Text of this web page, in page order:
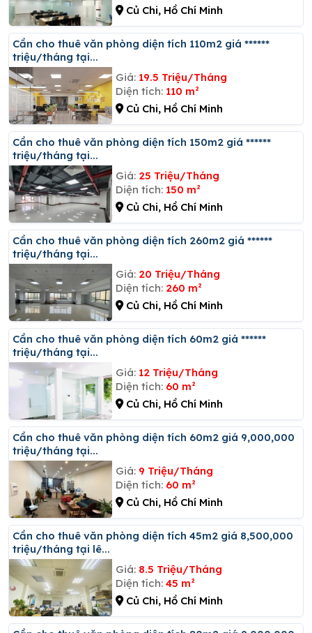
Củ Chi, Hồ Chí Minh
Cần cho thuê văn phòng diện tích 110m2 giá ******
triệu/tháng tại...
Giá: 19.5 Triệu/Tháng
Diện tích: 110 m²
Củ Chi, Hồ Chí Minh
Cần cho thuê văn phòng diện tích 150m2 giá ******
triệu/tháng tại...
Giá: 25 Triệu/Tháng
Diện tích: 150 m²
Củ Chi, Hồ Chí Minh
Cần cho thuê văn phòng diện tích 260m2 giá ******
triệu/tháng tại...
Giá: 20 Triệu/Tháng
Diện tích: 260 m²
Củ Chi, Hồ Chí Minh
Cần cho thuê văn phòng diện tích 60m2 giá ******
triệu/tháng tại...
Giá: 12 Triệu/Tháng
Diện tích: 60 m²
Củ Chi, Hồ Chí Minh
Cần cho thuê văn phòng diện tích 60m2 giá 9,000,000
triệu/tháng tại...
Giá: 9 Triệu/Tháng
Diện tích: 60 m²
Củ Chi, Hồ Chí Minh
Cần cho thuê văn phòng diện tích 45m2 giá 8,500,000
triệu/tháng tại lê...
Giá: 8.5 Triệu/Tháng
Diện tích: 45 m²
Củ Chi, Hồ Chí Minh